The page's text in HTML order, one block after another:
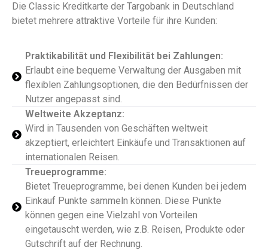
Die Classic Kreditkarte der Targobank in Deutschland
bietet mehrere attraktive Vorteile für ihre Kunden:
Praktikabilität und Flexibilität bei Zahlungen:
Erlaubt eine bequeme Verwaltung der Ausgaben mit
flexiblen Zahlungsoptionen, die den Bedürfnissen der
Nutzer angepasst sind.
Weltweite Akzeptanz:
Wird in Tausenden von Geschäften weltweit
akzeptiert, erleichtert Einkäufe und Transaktionen auf
internationalen Reisen.
Treueprogramme:
Bietet Treueprogramme, bei denen Kunden bei jedem
Einkauf Punkte sammeln können. Diese Punkte
können gegen eine Vielzahl von Vorteilen
eingetauscht werden, wie z.B. Reisen, Produkte oder
Gutschrift auf der Rechnung.